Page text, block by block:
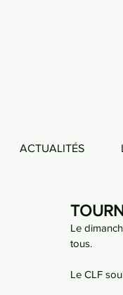
ACTUALITÉS
Le
tous.
Le CLF